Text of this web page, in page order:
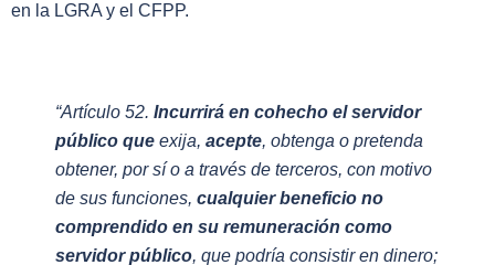
en la LGRA y el CFPP.
“Artículo 52. Incurrirá en cohecho el servidor
público que exija, acepte, obtenga o pretenda
obtener, por sí o a través de terceros, con motivo
de sus funciones, cualquier beneficio no
comprendido en su remuneración como
servidor público, que podría consistir en dinero;